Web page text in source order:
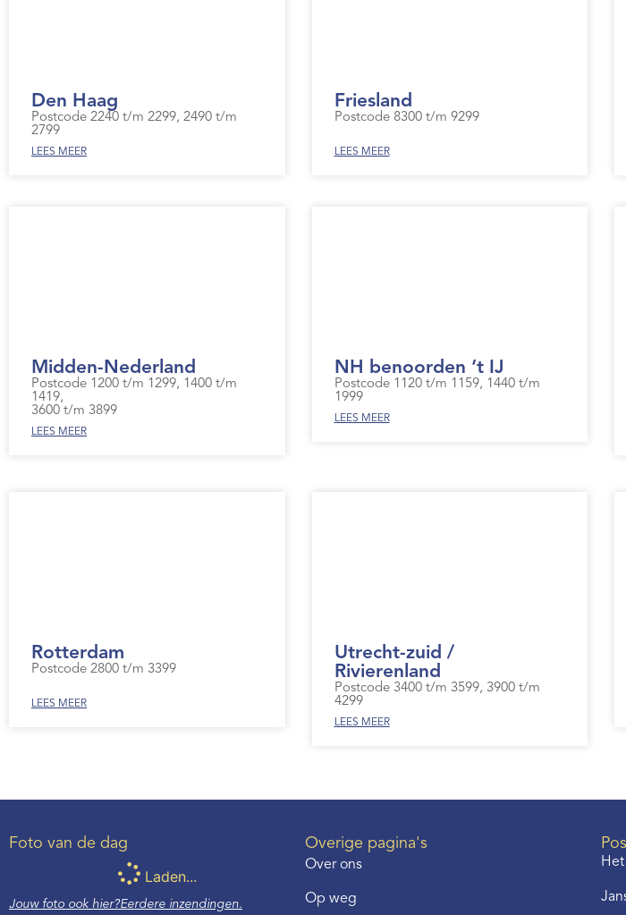
Den Haag
Postcode 2240 t/m 2299, 2490 t/m
2799
LEES MEER
Friesland
Postcode 8300 t/m 9299
LEES MEER
Midden-Nederland
Postcode 1200 t/m 1299, 1400 t/m
1419,
3600 t/m 3899
LEES MEER
NH benoorden ‘t IJ
Postcode 1120 t/m 1159, 1440 t/m
1999
LEES MEER
Rotterdam
Postcode 2800 t/m 3399
LEES MEER
Utrecht-zuid /
Rivierenland
Postcode 3400 t/m 3599, 3900 t/m
4299
LEES MEER
Foto van de dag
Laden...
Jouw foto ook hier?Eerdere inzendingen.
Overige pagina's
Over ons
Op weg